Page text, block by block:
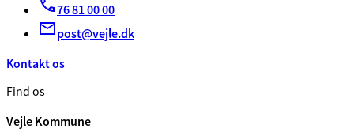
76 81 00 00
post@vejle.dk
Kontakt os
Find os
Vejle Kommune